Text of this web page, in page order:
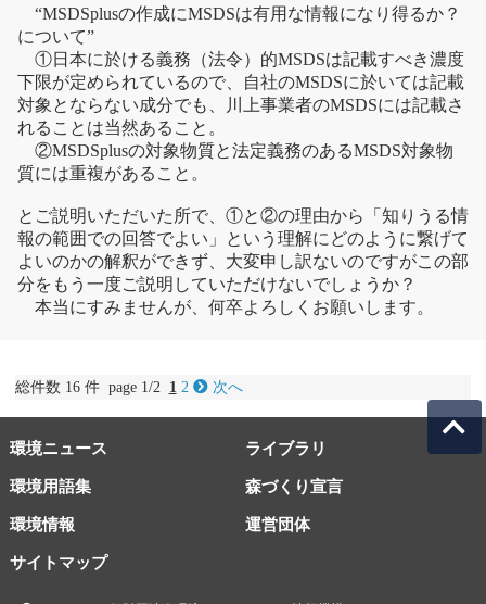
“MSDSplusの作成にMSDSは有用な情報になり得るか？
について”
①日本に於ける義務（法令）的MSDSは記載すべき濃度
下限が定められているので、自社のMSDSに於いては記載
対象とならない成分でも、川上事業者のMSDSには記載さ
れることは当然あること。
②MSDSplusの対象物質と法定義務のあるMSDS対象物
質には重複があること。
とご説明いただいた所で、①と②の理由から「知りうる情
報の範囲での回答でよい」という理解にどのように繋げて
よいのかの解釈ができず、大変申し訳ないのですがこの部
分をもう一度ご説明していただけないでしょうか？
本当にすみませんが、何卒よろしくお願いします。
総件数 16 件 page 1/2 1 2 次へ
環境ニュース ライブラリ
環境用語集 森づくり宣言
環境情報
サイトマップ
運営団体